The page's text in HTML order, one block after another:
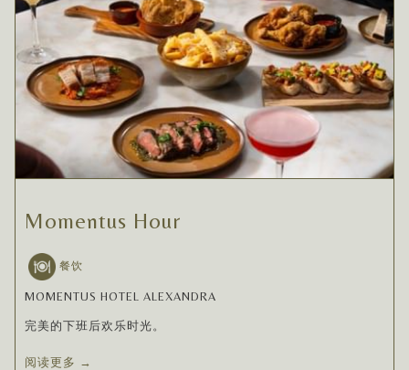
Momentus Hour
餐饮
MOMENTUS HOTEL ALEXANDRA
完美的下班后欢乐时光。
阅读更多